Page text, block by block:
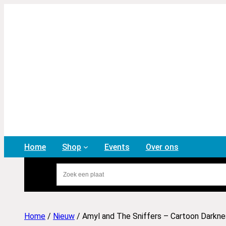
Home Shop Events Over ons
Home / Nieuw / Amyl and The Sniffers – Cartoon